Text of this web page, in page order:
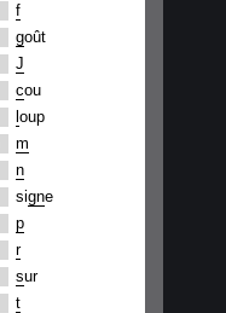
f
goût
J
cou
oup
m
n
signe
p
r
sur
t